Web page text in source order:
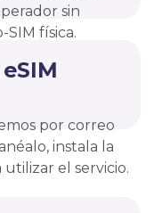
sin
física.
por correo
instala la
utilizar el servicio.